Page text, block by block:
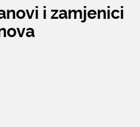
i zamjenici